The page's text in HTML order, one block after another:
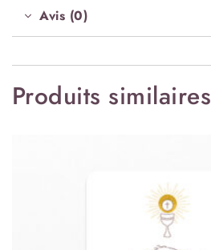
Avis (0)
Produits similaires